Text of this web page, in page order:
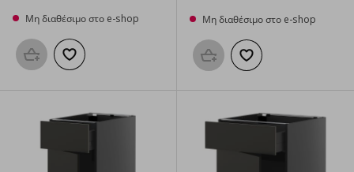
Μη διαθέσιμο στο e-shop
Προσθήκη στο καλάθι
Προσθήκη στα αγαπημένα
Μη διαθέσιμο στο e-shop
Προσθήκη στο καλάθι
Προσθήκη στα